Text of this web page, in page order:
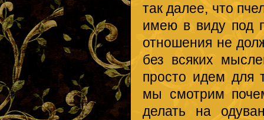
так далее, что
имею в виду под
отношения не
без всяких
просто идем для
мы смотрим
делать на